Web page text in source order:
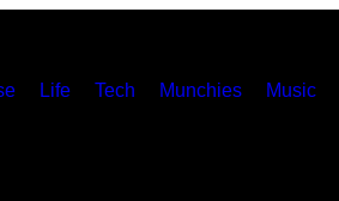
Life Tech Munchies Music